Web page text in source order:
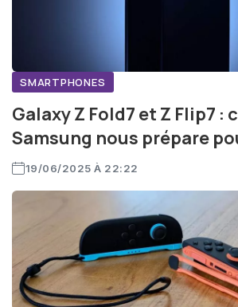
SMARTPHONES
Galaxy Z Fold7 et Z Flip7 :
Samsung nous prépare
19/06/2025 À 22:22